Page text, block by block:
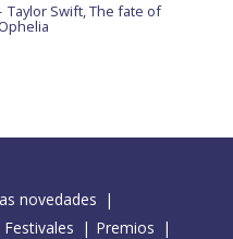
Taylor Swift, The fate of
novedades
Festivales
Premios